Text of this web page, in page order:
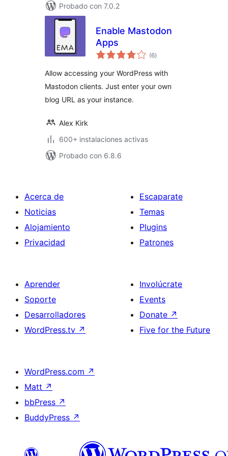
Probado con 7.0.2
Enable Mastodon
Apps
(6total
de
)
Allow accessing your WordPress with
Mastodon clients. Just enter your own
blog URL as your instance.
Alex Kirk
600+ instalaciones activas
Probado con 6.8.6
Acerca de
Noticias
Alojamiento
Privacidad
Escaparate
Temas
Plugins
Patrones
Aprender
Soporte
Desarrolladores
WordPress.tv ↗
Involúcrate
Events
Donate ↗
Five for the Future
WordPress.com ↗
Matt ↗
bbPress ↗
BuddyPress ↗